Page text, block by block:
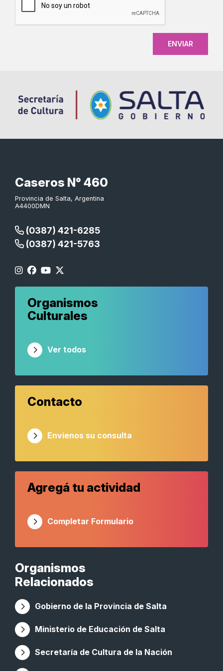
Caseros N° 460
Provincia de Salta, Argentina
A4400DMN
(0387) 421-6285
(0387) 421-5763
Organismos
Relacionados
Gobierno de la Provincia de Salta
Ministerio de Educación de Salta
Secretaría de Cultura de la Nación
Organismos
Culturales
Ver todos
Contacto
Envienos su consulta
Agregá tu actividad
Completar Formulario